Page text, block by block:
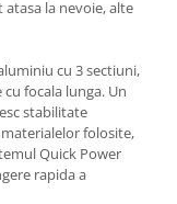
atasa la nevoie, alte
cu 3 sectiuni,
focala lunga. Un
stabilitate
folosite,
Quick Power
rapida a